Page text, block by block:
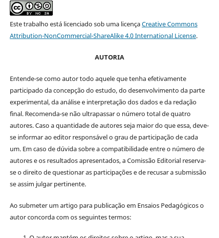
Este trabalho está licenciado sob uma licençaCreative Commons
Attribution-NonCommercial-ShareAlike 4.0 International License.
AUTORIA
Entende-se como autor todo aquele que tenha efetivamente
participado da concepção do estudo, do desenvolvimento da parte
experimental, da análise e interpretação dos dados e da redação
final. Recomenda-se não ultrapassar o número total de quatro
autores. Caso a quantidade de autores seja maior do que essa, deve-
se informar ao editor responsável o grau de participação de cada
um. Em caso de dúvida sobre a compatibilidade entre o número de
autores e os resultados apresentados, a Comissão Editorial reserva-
se o direito de questionar as participações e de recusar a submissão
se assim julgar pertinente.
Ao submeter um artigo para publicação em Ensaios Pedagógicos o
autor concorda com os seguintes termos: